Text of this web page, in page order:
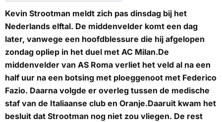
Kevin Strootman meldt zich pas dinsdag bij het
Nederlands elftal. De middenvelder komt een dag
later, vanwege een hoofdblessure die hij afgelopen
zondag opliep in het duel met AC Milan.De
middenvelder van AS Roma verliet het veld al na een
half uur na een botsing met ploeggenoot met Federico
Fazio. Daarna volgde er overleg tussen de medische
staf van de Italiaanse club en Oranje.Daaruit kwam het
besluit dat Strootman nog niet zou vliegen. De rest